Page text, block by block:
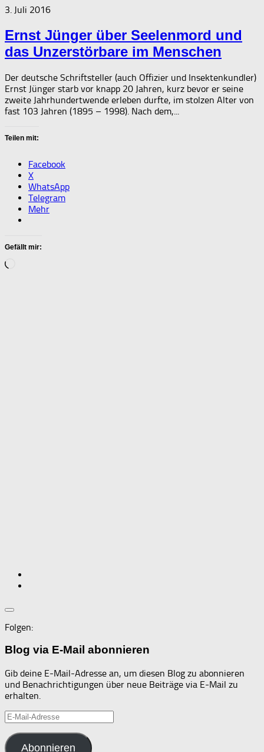
3. Juli 2016
Ernst Jünger über Seelenmord und
das Unzerstörbare im Menschen
Der deutsche Schriftsteller (auch Offizier und Insektenkundler)
Ernst Jünger starb vor knapp 20 Jahren, kurz bevor er seine
zweite Jahrhundertwende erleben durfte, im stolzen Alter von
fast 103 Jahren (1895 – 1998). Nach dem,...
Teilen mit:
Facebook
X
WhatsApp
Telegram
Mehr
Gefällt mir:
Folgen:
Blog via E-Mail abonnieren
Gib deine E-Mail-Adresse an, um diesen Blog zu abonnieren
und Benachrichtigungen über neue Beiträge via E-Mail zu
erhalten.
E-
Mail-
Adresse
Abonnieren